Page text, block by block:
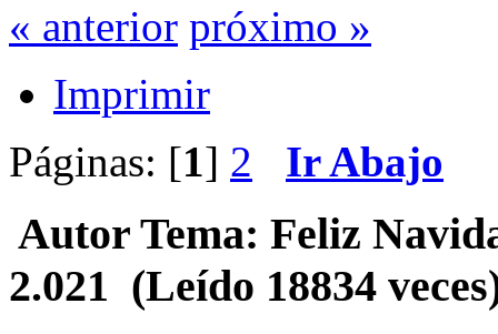
« anterior próximo »
Imprimir
Páginas: [1] 2 Ir Abajo
Autor Tema: Feliz
2.021 (Leído 18834